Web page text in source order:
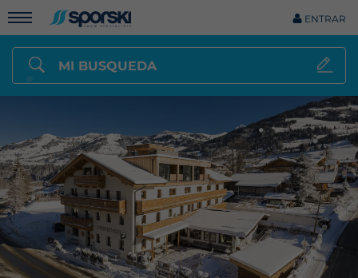
ENTRAR
MI BUSQUEDA